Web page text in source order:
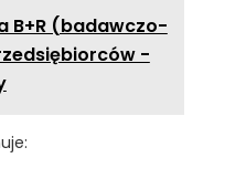
B+R (badawczo-
-